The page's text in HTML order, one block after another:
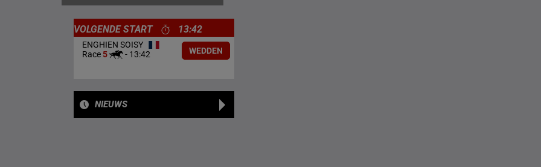
VOLGENDE START 13:42
ENGHIEN SOISY
Race5 - 13:42 WEDDEN
NIEUWS